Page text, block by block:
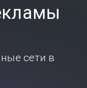
сети в